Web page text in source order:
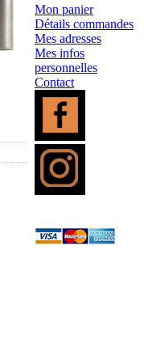
Mon panier
Détails commandes
Mes adresses
Mes infos
personnelles
Contact